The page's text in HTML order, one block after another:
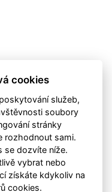
cookies
služeb,
soubory
stránky
rozhodnout sami.
se dozvíte níže.
vybrat nebo
získáte kdykoliv na
cookies.